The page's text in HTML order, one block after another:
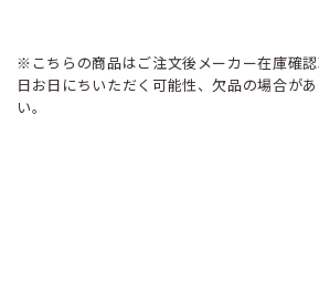
※こちらの商品はご注文後メーカー在庫確
日お日にちいただく可能性、欠品の場合が
い。